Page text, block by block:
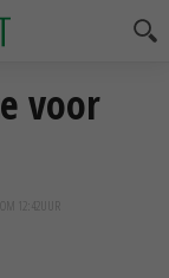
voor
12:42